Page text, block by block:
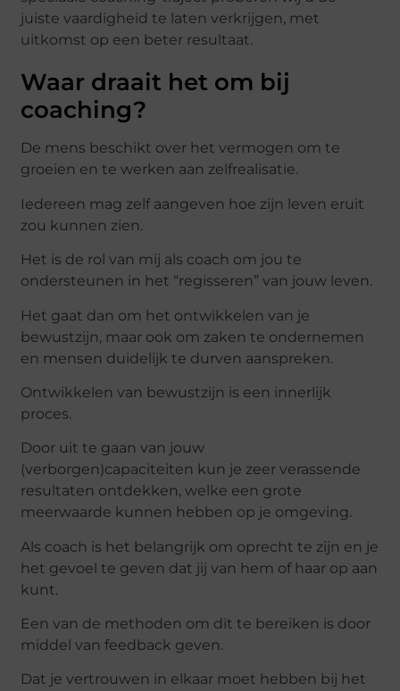
juiste vaardigheid te laten verkrijgen, met
uitkomst op een beter resultaat.
Waar draait het om bij
coaching?
De mens beschikt over het vermogen om te
groeien en te werken aan zelfrealisatie.
Iedereen mag zelf aangeven hoe zijn leven eruit
zou kunnen zien.
Het is de rol van mij als coach om jou te
ondersteunen in het “regisseren” van jouw leven.
Het gaat dan om het ontwikkelen van je
bewustzijn, maar ook om zaken te ondernemen
en mensen duidelijk te durven aanspreken.
Ontwikkelen van bewustzijn is een innerlijk
proces.
Door uit te gaan van jouw
(verborgen)capaciteiten kun je zeer verassende
resultaten ontdekken, welke een grote
meerwaarde kunnen hebben op je omgeving.
Als coach is het belangrijk om oprecht te zijn en je
het gevoel te geven dat jij van hem of haar op aan
kunt.
Een van de methoden om dit te bereiken is door
middel van feedback geven.
Dat je vertrouwen in elkaar moet hebben bij het